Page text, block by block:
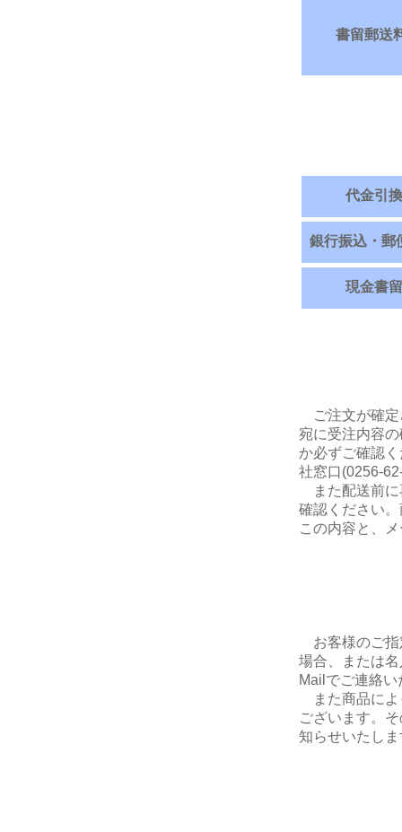
書留郵送
代金引換
銀行振込・郵
現金書留
ご注文が確定
宛に受注内容
か必ずご確認
社窓口(0256-
また配送前に
確認ください
この内容と、
お客様のご指
場合、または
Mailでご連絡い
また商品によ
ございます。
知らせいたし